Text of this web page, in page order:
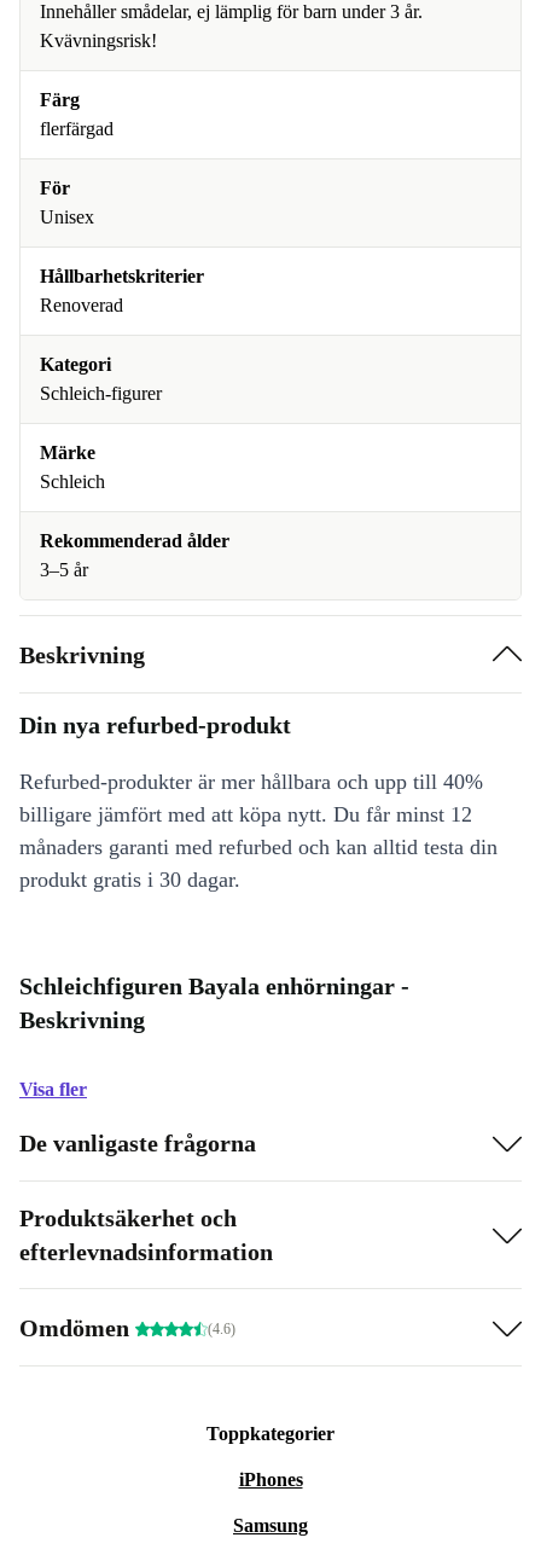
Innehåller smådelar, ej lämplig för barn under 3 år.
Kvävningsrisk!
Färg
flerfärgad
För
Unisex
Hållbarhetskriterier
Renoverad
Kategori
Schleich-figurer
Märke
Schleich
Rekommenderad ålder
3–5 år
Beskrivning
Din nya refurbed-produkt
Refurbed-produkter är mer hållbara och upp till 40%
billigare jämfört med att köpa nytt. Du får minst 12
månaders garanti med refurbed och kan alltid testa din
produkt gratis i 30 dagar.
Schleichfiguren Bayala enhörningar -
Beskrivning
Visa fler
De vanligaste frågorna
Produktsäkerhet och
efterlevnadsinformation
Omdömen (4.6)
Toppkategorier
iPhones
Samsung